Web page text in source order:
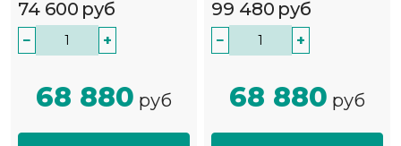
74 600 руб
− +
68 880 руб
99 480 руб
− +
68 880 руб